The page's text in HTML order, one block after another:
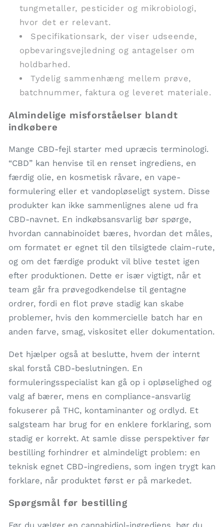
tungmetaller, pesticider og mikrobiologi,
hvor det er relevant.
Specifikationsark, der viser udseende,
opbevaringsvejledning og antagelser om
holdbarhed.
Tydelig sammenhæng mellem prøve,
batchnummer, faktura og leveret materiale.
Almindelige misforståelser blandt
indkøbere
Mange CBD-fejl starter med upræcis terminologi.
“CBD” kan henvise til en renset ingrediens, en
færdig olie, en kosmetisk råvare, en vape-
formulering eller et vandopløseligt system. Disse
produkter kan ikke sammenlignes alene ud fra
CBD-navnet. En indkøbsansvarlig bør spørge,
hvordan cannabinoidet bæres, hvordan det måles,
om formatet er egnet til den tilsigtede claim-rute,
og om det færdige produkt vil blive testet igen
efter produktionen. Dette er især vigtigt, når et
team går fra prøvegodkendelse til gentagne
ordrer, fordi en flot prøve stadig kan skabe
problemer, hvis den kommercielle batch har en
anden farve, smag, viskositet eller dokumentation.
Det hjælper også at beslutte, hvem der internt
skal forstå CBD-beslutningen. En
formuleringsspecialist kan gå op i opløselighed og
valg af bærer, mens en compliance-ansvarlig
fokuserer på THC, kontaminanter og ordlyd. Et
salgsteam har brug for en enklere forklaring, som
stadig er korrekt. At samle disse perspektiver før
bestilling forhindrer et almindeligt problem: en
teknisk egnet CBD-ingrediens, som ingen trygt kan
forklare, når produktet først er på markedet.
Spørgsmål før bestilling